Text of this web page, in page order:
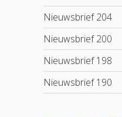
Nieuwsbrief 204
Nieuwsbrief 200
Nieuwsbrief 198
Nieuwsbrief 190